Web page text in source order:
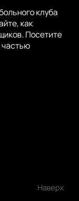
клуба
как
Посетите
Наверх